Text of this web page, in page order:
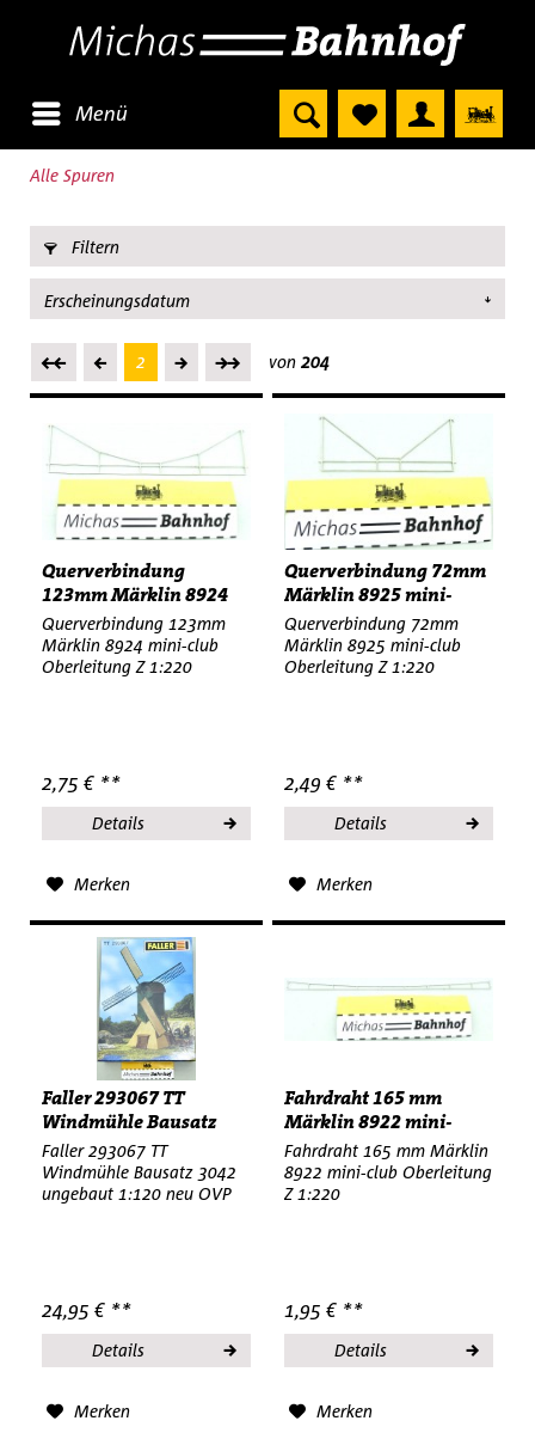
Menü
Alle Spuren
Filtern
2 von 204
Querverbindung
123mm Märklin 8924
mini-club...
Querverbindung 123mm
Märklin 8924 mini-club
Oberleitung Z 1:220
2,75 € **
Details
Merken
Querverbindung 72mm
Märklin 8925 mini-
club...
Querverbindung 72mm
Märklin 8925 mini-club
Oberleitung Z 1:220
2,49 € **
Details
Merken
Faller 293067 TT
Windmühle Bausatz
3042...
Faller 293067 TT
Windmühle Bausatz 3042
ungebaut 1:120 neu OVP
24,95 € **
Details
Merken
Fahrdraht 165 mm
Märklin 8922 mini-
club...
Fahrdraht 165 mm Märklin
8922 mini-club Oberleitung
Z 1:220
1,95 € **
Details
Merken